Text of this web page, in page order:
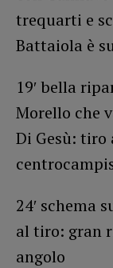
trequarti e
Battaiola è
19′ bella
Morello che
Di Gesù: tiro
24′ schema
al tiro: gran
angolo